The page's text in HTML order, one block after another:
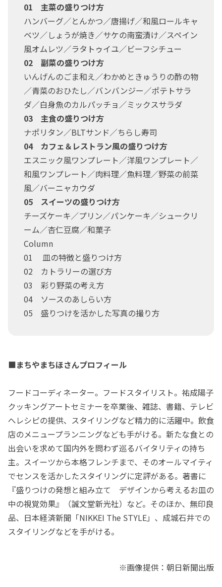
01 主菜の盛りつけ方
ハンバーグ／とんかつ／唐揚げ／和風ロールキャ
ベツ／しょうが焼き／サケの南蛮漬け／スペイン
風オムレツ／ラタトゥイユ／ビーフシチュー
02 副菜の盛りつけ方
いんげんのごま和え／わかめときゅうりの酢の物
／青菜のおひたし／バンバンジー／ポテトサラ
ダ／白身魚のカルパッチョ／ミックスサラダ
03 主食の盛りつけ方
ナポリタン／BLTサンド／ちらし寿司
04 カフェ＆レストラン風の盛りつけ方
エスニック風ワンプレート／洋風ワンプレート／
和風ワンプレート／肉料理／魚料理／野菜の前菜
風／バーニャカウダ
05 スイーツの盛りつけ方
チーズケーキ／プリン／パンケーキ／シュークリ
ーム／杏仁豆腐／和菓子
Column
01 皿の特徴と盛りつけ方
02 カトラリーの選び方
03 彩り野菜の考え方
04 ソースのあしらい方
05 盛りつけを活かした写真の撮り方
■まちやまちほさんプロフィール
フードコーディネーター。フードスタイリスト。祐成陽子
クッキングアートセミナーを卒業後、雑誌、書籍、テレビ
へレシピの提供、スタイリングなど精力的に活躍中。飲食
店のメニュープランニングなども手がける。新たな食との
出会いを求めて国内外を問わず巡るバイタリティの持ち
主。スイーツから本格フレンチまで、そのオールマイティ
でセンスを活かしたスタイリングに定評がある。著書に
『盛りつけの発想と組み立て デザインから考えるお皿の
中の視覚効果』（誠文堂新光社）など。そのほか、無印良
品、日本経済新聞「NIKKEI The STYLE」、成城石井での
スタイリングなどを手がける。
※画像提供：朝日新聞出版